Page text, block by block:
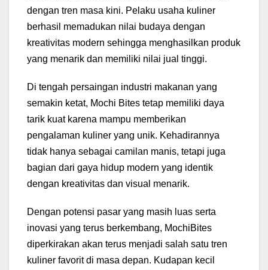
dengan tren masa kini. Pelaku usaha kuliner
berhasil memadukan nilai budaya dengan
kreativitas modern sehingga menghasilkan produk
yang menarik dan memiliki nilai jual tinggi.
Di tengah persaingan industri makanan yang
semakin ketat, Mochi Bites tetap memiliki daya
tarik kuat karena mampu memberikan
pengalaman kuliner yang unik. Kehadirannya
tidak hanya sebagai camilan manis, tetapi juga
bagian dari gaya hidup modern yang identik
dengan kreativitas dan visual menarik.
Dengan potensi pasar yang masih luas serta
inovasi yang terus berkembang, MochiBites
diperkirakan akan terus menjadi salah satu tren
kuliner favorit di masa depan. Kudapan kecil